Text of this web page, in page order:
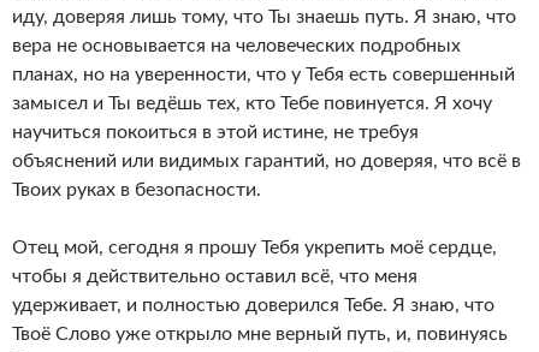
иду, доверяя лишь тому, что Ты знаешь путь. Я знаю, что
вера не основывается на человеческих подробных
планах, но на уверенности, что у Тебя есть совершенный
замысел и Ты ведёшь тех, кто Тебе повинуется. Я хочу
научиться покоиться в этой истине, не требуя
объяснений или видимых гарантий, но доверяя, что всё в
Твоих руках в безопасности.
Отец мой, сегодня я прошу Тебя укрепить моё сердце,
чтобы я действительно оставил всё, что меня
удерживает, и полностью доверился Тебе. Я знаю, что
Твоё Слово уже открыло мне верный путь, и, повинуясь